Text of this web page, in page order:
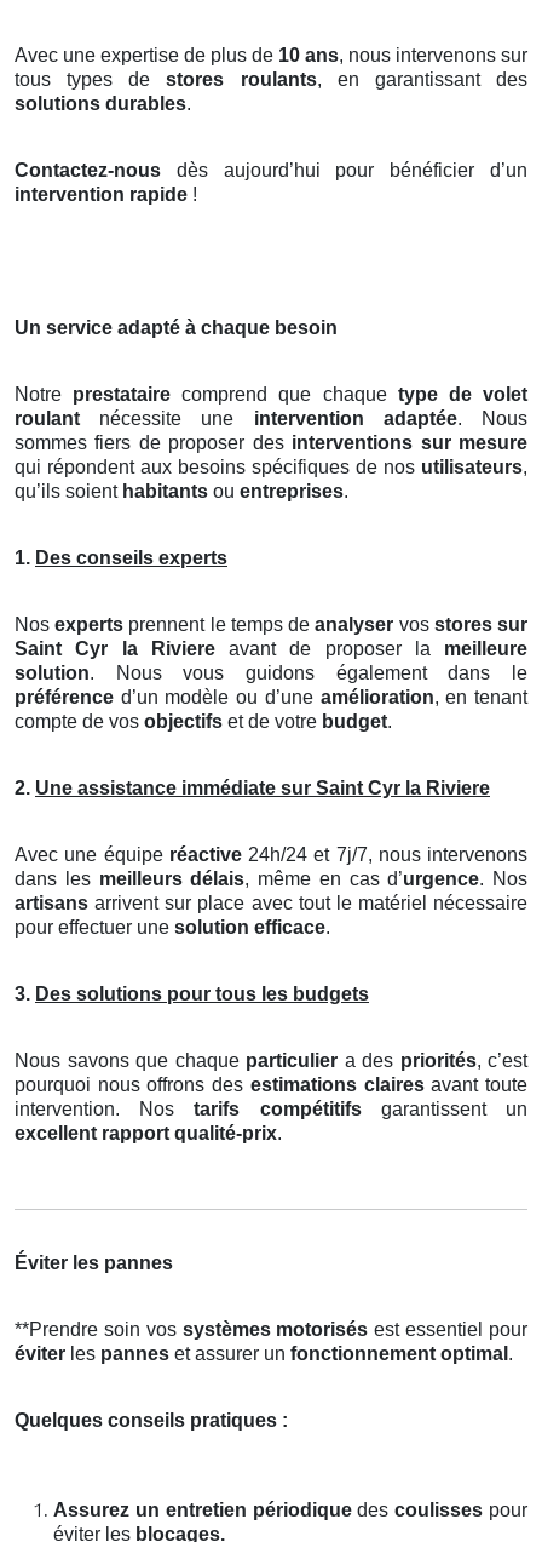
Avec une expertise de plus de 10 ans, nous intervenons sur
tous types destores roulants, en garantissant des
solutions durables.
Contactez-nous dès aujourd’hui pour bénéficier d’un
intervention rapide !
Un service adapté à chaque besoin
Notre prestataire comprend que chaque type de volet
roulant nécessite une intervention adaptée. Nous
sommes fiers de proposer des interventions sur mesure
qui répondent aux besoins spécifiques de nos utilisateurs,
qu’ils soient habitants ou entreprises.
1. Des conseils experts
Nosexperts prennent le temps deanalyser vos stores sur
Saint Cyr la Riviere avant de proposer la meilleure
solution. Nous vous guidons également dans le
préférence d’un modèle ou d’une amélioration, en tenant
compte de vos objectifs et de votre budget.
2. Une assistance immédiate sur Saint Cyr la Riviere
Avec une équipe réactive24h/24 et 7j/7, nous intervenons
dans les meilleurs délais, même en cas d’urgence. Nos
artisans arrivent sur place avec tout le matériel nécessaire
pour effectuer une solution efficace.
3. Des solutions pour tous les budgets
Nous savons que chaque particulier a des priorités, c’est
pourquoi nous offrons des estimations clairesavant toute
intervention. Nostarifs compétitifsgarantissent un
excellent rapport qualité-prix.
Éviter les pannes
**Prendre soin vos systèmes motorisés est essentiel pour
éviter les pannes et assurer un fonctionnement optimal .
Quelques conseils pratiques :
Assurez un entretien périodiquedescoulisses pour
éviter les blocages.